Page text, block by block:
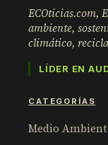
ECOticias.com,
ambiente,
climático,
LÍDER EN
CATEGORÍAS
Medio